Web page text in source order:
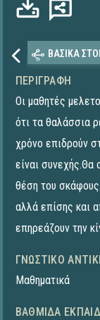
ΒΑΣΙΚΑ
ΠΕΡΙΓΡΑΦΉ
Οι μαθητές
ότι τα θαλάσσια
χρόνο επιδρούν
είναι συνεχής.Θα
θέση του σκάφους
αλλά επίσης και
επηρεάζουν την
ΓΝΩΣΤΙΚΌ
Μαθηματικά
ΒΑΘΜΊΔΑ